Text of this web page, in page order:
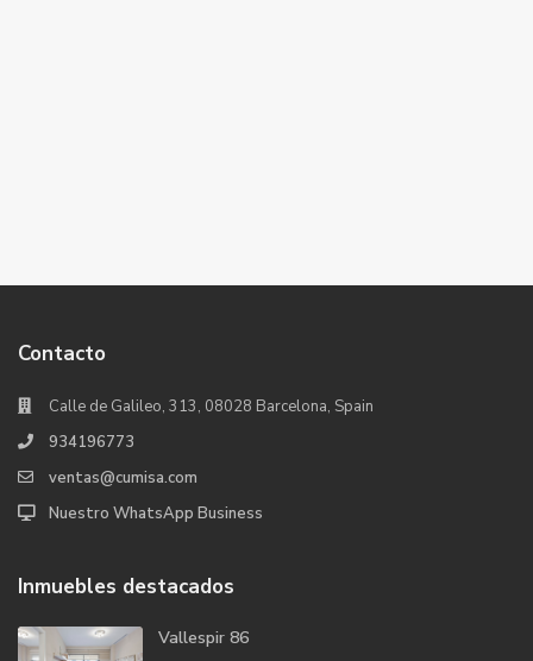
Contacto
Calle de Galileo, 313, 08028 Barcelona, Spain
934196773
ventas@cumisa.com
Nuestro WhatsApp Business
Inmuebles destacados
Vallespir 86